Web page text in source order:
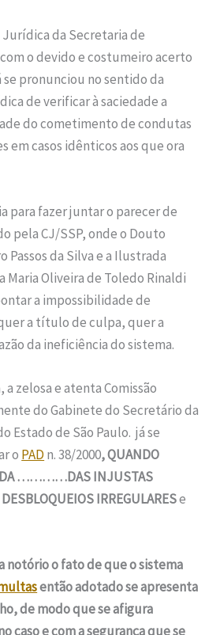
da Secretaria de
o devido e costumeiro acerto
se pronunciou no sentido da
de verificar à saciedade a
do cometimento de condutas
em casos idênticos aos que ora
para fazer juntar o parecer de
pela CJ/SSP, onde o Douto
Passos da Silva e a Ilustrada
Maria Oliveira de Toledo Rinaldi
a impossibilidade de
a título de culpa, quer a
da ineficiência do sistema.
zelosa e atenta Comissão
do Gabinete do Secretário da
Estado de São Paulo. já se
o PAD n. 38/2000, QUANDO
…………DAS INJUSTAS
IRREGULARESe
notório o fato de que o sistema
então adotado se apresenta
de modo que se afigura
caso e com a segurança que se